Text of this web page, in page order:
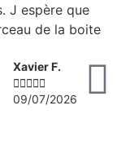
J espère que
de la boite
Xavier F.

09/07/2026